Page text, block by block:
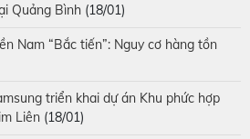
Quảng Bình (18/01)
Nam “Bắc tiến”: Nguy cơ hàng tồn
triển khai dự án Khu phức hợp
Liên (18/01)